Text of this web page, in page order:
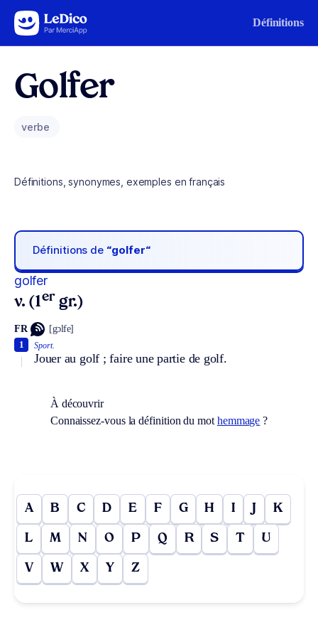
Aller au contenu Définitions
Golfer
verbe
Définitions, synonymes, exemples en français
Définitions de “golfer“
golfer
v. (1er gr.)
FR [gɔlfe]
Sport.
Jouer au golf ; faire une partie de golf.
1
À découvrir
Connaissez-vous la définition du mot hemmage ?
A B C D E F G H I J K
L M N O P Q R S T U
V W X Y Z